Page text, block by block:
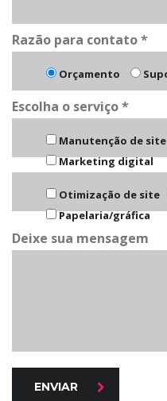
Razão para contato *
Orçamento
Escolha o serviço *
Manutenção de site
Marketing digital
Otimização de site
Papelaria/gráfica
Deixe sua mensagem
ENVIAR